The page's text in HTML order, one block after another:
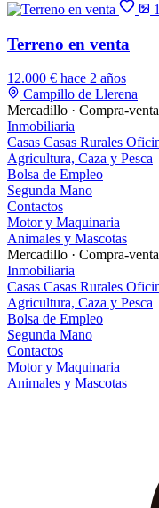
1
Terreno en venta
12.000 € hace 2 años
Campillo de Llerena
Mercadillo · Compra-venta
Inmobiliaria
Casas Casas Rurales
Agricultura, Caza y Pesca
Bolsa de Empleo
Segunda Mano
Contactos
Motor y Maquinaria
Animales y Mascotas
Mercadillo · Compra-venta
Inmobiliaria
Casas Casas Rurales
Agricultura, Caza y Pesca
Bolsa de Empleo
Segunda Mano
Contactos
Motor y Maquinaria
Animales y Mascotas